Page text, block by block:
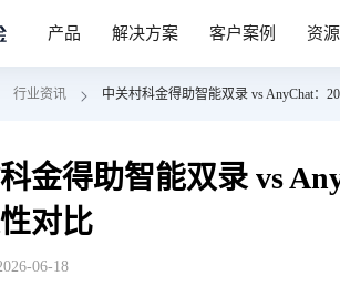
产品 解决方案 客户案例 资
行业资讯 中关村科金得助智能双录 vs AnyChat：
金得助智能双录 vs
对比
06-18